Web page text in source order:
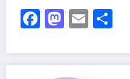
Facebook
Mastodon
Email